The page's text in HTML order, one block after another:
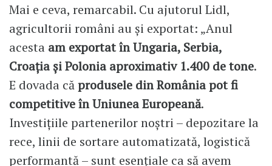
Mai e ceva, remarcabil. Cu ajutorul Lidl,
agricultorii români au și exportat: „Anul
acesta am exportat în Ungaria, Serbia,
Croația și Polonia aproximativ 1.400 de tone.
E dovada căprodusele din România pot fi
competitive în Uniunea Europeană.
Investițiile partenerilor noștri – depozitare la
rece, linii de sortare automatizată, logistică
performantă – sunt esențiale ca să avem